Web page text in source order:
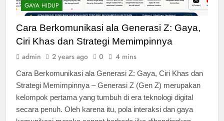
GAYA HIDUP
Cara Berkomunikasi ala Generasi Z: Gaya,
Ciri Khas dan Strategi Memimpinnya
admin 2 years ago 0 4 mins
Cara Berkomunikasi ala Generasi Z: Gaya, Ciri Khas dan
Strategi Memimpinnya – Generasi Z (Gen Z) merupakan
kelompok pertama yang tumbuh di era teknologi digital
secara penuh. Oleh karena itu, pola interaksi dan gaya